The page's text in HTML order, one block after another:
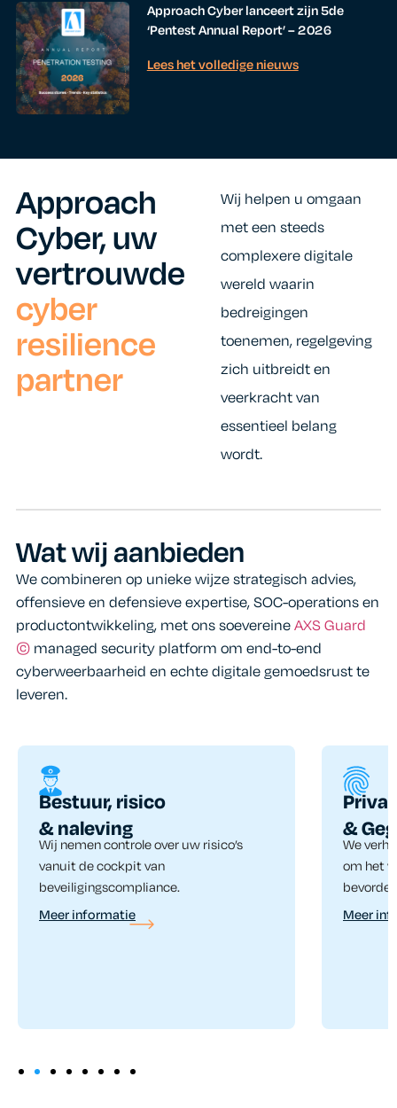
Approach Cyber lanceert zijn 5de
‘Pentest Annual Report’ – 2026
Lees het volledige nieuws
Approach
Cyber, uw
vertrouwde
cyber
resilience
partner
Wij helpen u omgaan
met een steeds
complexere digitale
wereld waarin
bedreigingen
toenemen, regelgeving
zich uitbreidt en
veerkracht van
essentieel belang
wordt.
Wat wij aanbieden
We combineren op unieke wijze strategisch advies,
offensieve en defensieveexpertise,SOC-operations en
productontwikkeling, met ons soevereineAXS Guard
© managed security platform om end-to-end
cyberweerbaarheid en echte digitale gemoedsrust te
leveren.
Bestuur, risico
& naleving
Wij nemen controle over uw risico’s
vanuit de cockpit van
beveiligingscompliance.
Meer informatie
&
We
om het
Meer